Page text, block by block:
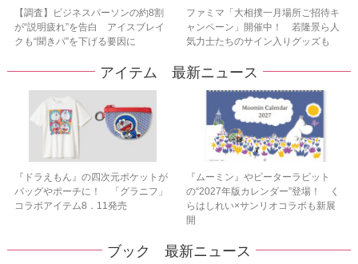
【調査】ビジネスパーソンの約8割
が“説明疲れ”を告白 アイスブレイ
クも“聞きパ”を下げる要因に
ファミマ「大相撲一月場所ご招待キ
ャンペーン」開催中！ 若隆景ら人
気力士たちのサイン入りグッズも
アイテム 最新ニュース
『ドラえもん』の四次元ポケットが
バッグやポーチに！ 「グラニフ」
コラボアイテム8．11発売
『ムーミン』やピーターラビット
の“2027年版カレンダー”登場！ く
らはしれい×サンリオコラボも新展
開
ブック 最新ニュース